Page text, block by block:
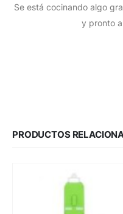
Se está cocinando algo
y pronto
PRODUCTOS